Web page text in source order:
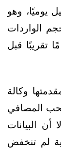
2.5 مليون برميل يوميًا، وهو
الواردات
يُعد الأدنى منذ أكثر من 12 عامًا تقريبًا قبل
وكالة
المصافي
أن البيانات
لم تنخفض